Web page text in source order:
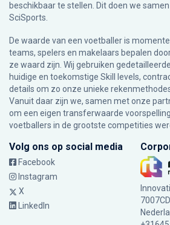
beschikbaar te stellen. Dit doen we
SciSports
De waarde van een voetballer is
teams, spelers en makelaars bepalen
ze waard zijn. Wij gebruiken
huidige en toekomstige Skill levels,
details om zo onze unieke
Vanuit daar zijn we, samen met onze
om een eigen transferwaarde
voetballers in de grootste competities
Volg ons op social media
Facebook
Instagram
X
LinkedIn